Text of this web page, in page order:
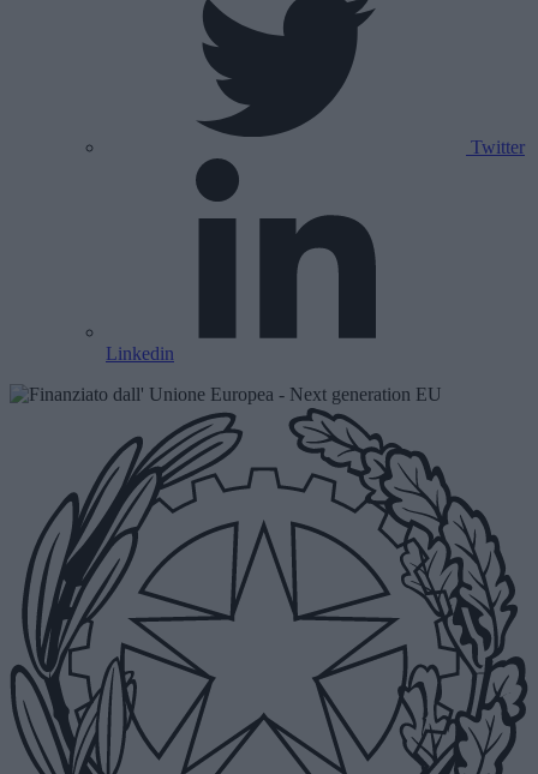
Twitter
Linkedin